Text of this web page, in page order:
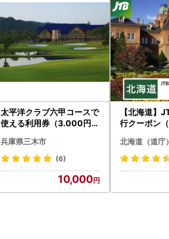
太平洋クラブ六甲コースで
使える利用券（3.000円分
兵庫県三木市
(6)
10,000
【北海道】
行クーポン
ベル 宿泊 人気
BW030T
北海道（道庁）